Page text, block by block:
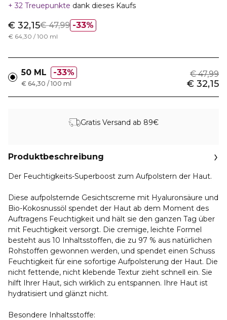
32 Treuepunkte dank dieses Kaufs
33%
€ 32,15€ 47,99
€ 64,30 / 100 ml
50 ML 33% € 47,99
€ 32,15
€ 64,30 / 100 ml
Gratis Versand ab 89€
Produktbeschreibung
Der Feuchtigkeits-Superboost zum Aufpolstern der Haut.
Diese aufpolsternde Gesichtscreme mit Hyaluronsäure und
Bio-Kokosnussöl spendet der Haut ab dem Moment des
Auftragens Feuchtigkeit und hält sie den ganzen Tag über
mit Feuchtigkeit versorgt. Die cremige, leichte Formel
besteht aus 10 Inhaltsstoffen, die zu 97 % aus natürlichen
Rohstoffen gewonnen werden, und spendet einen Schuss
Feuchtigkeit für eine sofortige Aufpolsterung der Haut. Die
nicht fettende, nicht klebende Textur zieht schnell ein. Sie
hilft Ihrer Haut, sich wirklich zu entspannen. Ihre Haut ist
hydratisiert und glänzt nicht.
Besondere Inhaltsstoffe: